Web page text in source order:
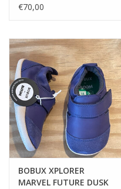
€70,00
BOBUX XPLORER
MARVEL FUTURE DUSK